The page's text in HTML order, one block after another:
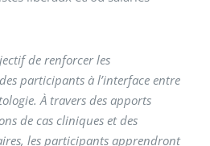
de renforcer les
des participants à l’interface entre
À travers des apports
de cas cliniques et des
les participants apprendront